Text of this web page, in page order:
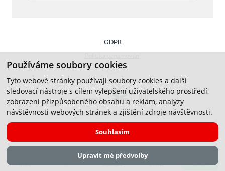
Používáme soubory cookies
Tyto webové stránky používají soubory cookies a další
sledovací nástroje s cílem vylepšení uživatelského prostředí,
zobrazení přizpůsobeného obsahu a reklam, analýzy
návštěvnosti webových stránek a zjištění zdroje návštěvnosti.
Souhlasím
Upravit mé předvolby
Úvod Zpět Kontakt Servis
© 2019-2026, CB Auto, All Rights Reserved.
GDPR
VOP
Created by